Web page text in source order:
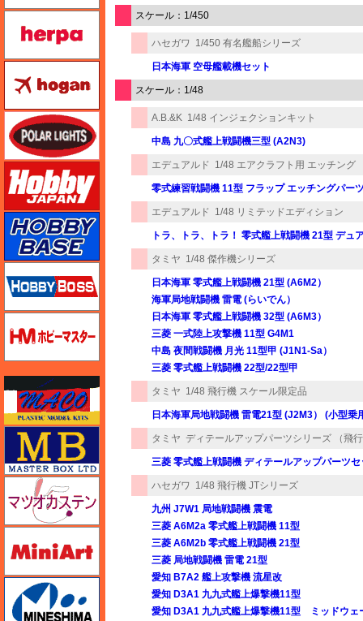
スケール：1/450
ハセガワ 1/450 有名艦船シリーズ
日本海軍 空母艦載機セット
スケール：1/48
A.B.&K 1/48 インジェクションキット
中島 九〇式艦上戦闘機三型 (A2N3)
エデュアルド 1/48 エアクラフト用 エッチング
零式練習戦闘機 11型 フラップ エッチングパー
エデュアルド 1/48 リミテッドエディション
トラ、トラ、トラ！ 零式艦上戦闘機 21型 デュ
タミヤ 1/48 傑作機シリーズ
日本海軍 零式艦上戦闘機 21型 (A6M2）
海軍局地戦闘機 雷電 (らいでん）
日本海軍 零式艦上戦闘機 32型 (A6M3）
三菱 一式陸上攻撃機 11型 G4M1
中島 夜間戦闘機 月光 11型甲 (J1N1-Sa）
三菱 零式艦上戦闘機 22型/22型甲
タミヤ 1/48 飛行機 スケール限定品
日本海軍局地戦闘機 雷電21型 (J2M3） (小型乗
タミヤ ディテールアップパーツシリーズ （飛
三菱 零式艦上戦闘機 ディテールアップパーツセ
ハセガワ 1/48 飛行機 JTシリーズ
九州 J7W1 局地戦闘機 震電
三菱 A6M2a 零式艦上戦闘機 11型
三菱 A6M2b 零式艦上戦闘機 21型
三菱 局地戦闘機 雷電 21型
愛知 B7A2 艦上攻撃機 流星改
愛知 D3A1 九九式艦上爆撃機11型
愛知 D3A1 九九式艦上爆撃機11型 ミッドウェ
ヘルパ（herpa）
ホーガンウイングス
ポーラライツ
ホビージャパン
ホビーベース
ホビーボス
ホビーマスター
マスターボックス
マツオカステン